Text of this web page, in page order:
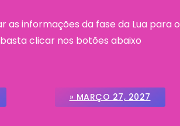
as informações da fase da Lua para o
clicar nos botões abaixo
» MARÇO 27, 2027